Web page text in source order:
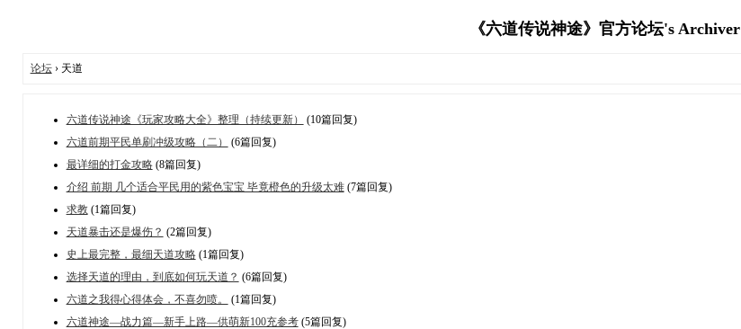
《六道传说神途》官方论坛's Archiver
论坛› 天道
六道传说神途《玩家攻略大全》整理（持续更新）
(10篇回复)
六道前期平民单刷冲级攻略（二）
(6篇回复)
最详细的打金攻略(8篇回复)
介绍 前期 几个适合平民用的紫色宝宝 毕竟橙色的升级太难(7篇回复)
求教(1篇回复)
天道暴击还是爆伤？ (2篇回复)
史上最完整，最细天道攻略(1篇回复)
选择天道的理由，到底如何玩天道？ (6篇回复)
六道之我得心得体会，不喜勿喷。
(1篇回复)
六道神途—战力篇—新手上路—供萌新100充参考(5篇回复)